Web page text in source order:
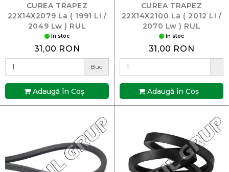
CUREA TRAPEZ
22X14X2079 La ( 1991 Li /
2049 Lw ) RUL
In stoc
31,00 RON
Buc
Adaugă în Coş
CUREA TRAPEZ
22X14X2100 La ( 2012 Li /
2070 Lw ) RUL
In stoc
31,00 RON
Adaugă în Coş